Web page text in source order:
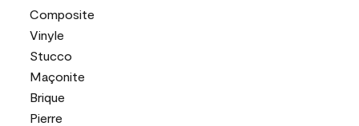
Composite
Vinyle
Stucco
Maçonite
Brique
Pierre